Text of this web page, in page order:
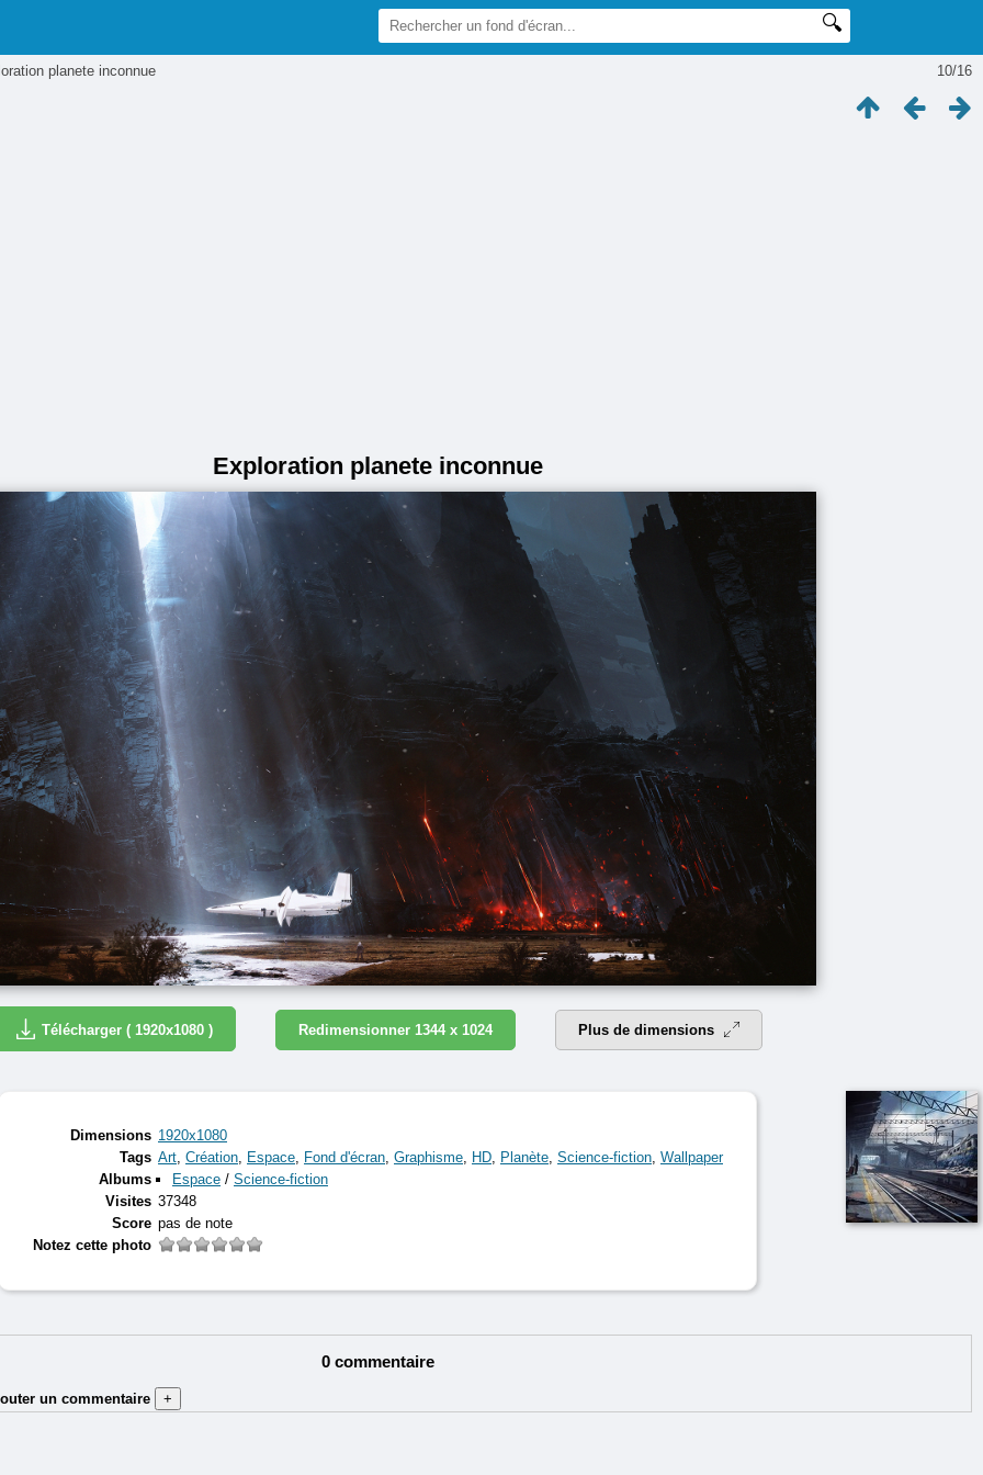
10/16
planete inconnue
Exploration planete inconnue
Télécharger ( 1920x1080 ) Redimensionner 1344 x 1024 Plus de dimensions
Dimensions 1920x1080
Tags Art, Création, Espace, Fond d'écran, Graphisme, HD, Planète, Science-fiction, Wallpaper
Albums
Espace / Science-fiction
Visites 37348
Score pas de note
Notez cette photo
0 commentaire
un commentaire
+